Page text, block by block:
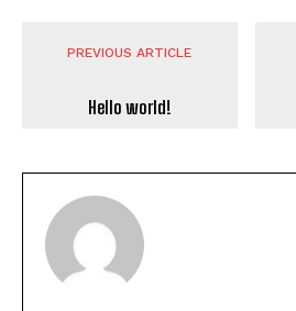
PREVIOUS ARTICLE
Hello world!